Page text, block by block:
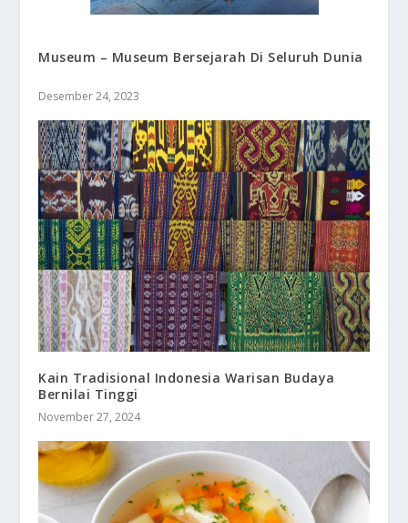
Museum – Museum Bersejarah Di Seluruh Dunia
Desember 24, 2023
Kain Tradisional Indonesia Warisan Budaya
Bernilai Tinggi
November 27, 2024